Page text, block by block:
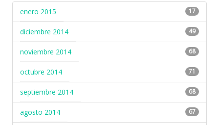
enero 2015
17
diciembre 2014 49
noviembre 2014 68
octubre 2014 71
septiembre 2014 68
agosto 2014 67